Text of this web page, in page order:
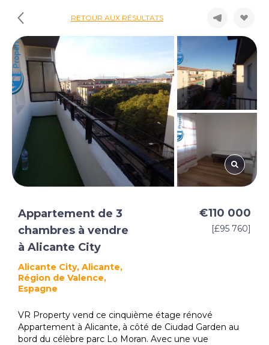
RETOUR AUX RÉSULTATS
Appartement de 3
chambres à vendre
à Alicante City
Alicante City, Alicante,
Région de Valence,
Espagne
€110 000
[£95 760]
VR Property vend ce cinquième étage rénové
Appartement à Alicante, à côté de Ciudad Garden au
bord du célèbre parc Lo Moran. Avec une vue